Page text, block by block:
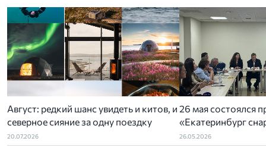
Август: редкий шанс увидеть и китов, и
северное сияние за одну поездку
20.07.2026
26 мая состоялся
«Екатеринбург
организованный
отделением РСТ-
26.05.2026